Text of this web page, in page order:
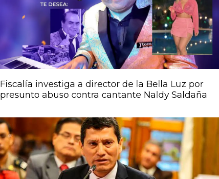
Fiscalía investiga a director de la Bella Luz por
presunto abuso contra cantante Naldy Saldaña